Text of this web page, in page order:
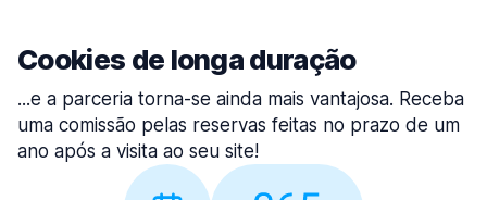
Cookies de longa duração
...e a parceria torna-se ainda mais vantajosa. Receba
uma comissão pelas reservas feitas no prazo de um
ano após a visita ao seu site!